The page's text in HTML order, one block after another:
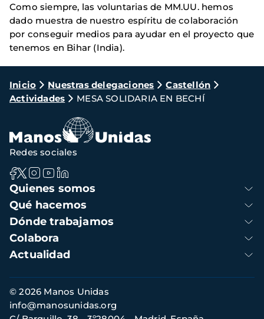
Como siempre, las voluntarias de MM.UU. hemos
dado muestra de nuestro espíritu de colaboración
por conseguir medios para ayudar en el proyecto que
tenemos en Bihar (India).
Ruta
de
navegación
Inicio Nuestras delegaciones
Castellón
Actividades
MESA SOLIDARIA EN BECHÍ
Navegación
principal
Quienes somos
Qué hacemos
Dónde trabajamos
Colabora
Actualidad
Redes sociales
Información
de
contacto
© 2026 Manos Unidas
info@manosunidas.org